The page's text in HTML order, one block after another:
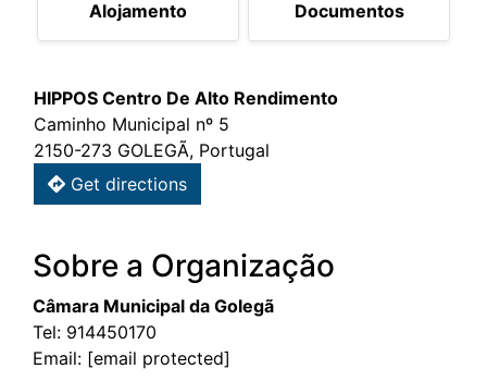
Alojamento Documentos
HIPPOS Centro De Alto Rendimento
Caminho Municipal nº 5
2150-273 GOLEGÃ, Portugal
Get directions
Sobre a Organização
Câmara Municipal da Golegã
Tel: 914450170
Email: [email protected]